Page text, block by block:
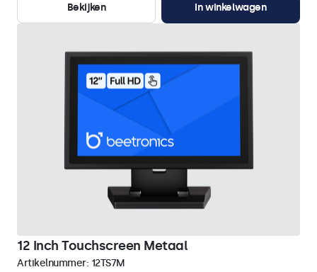
Bekijken
In winkelwagen
12 Inch Touchscreen Metaal
Artikelnummer: 12TS7M